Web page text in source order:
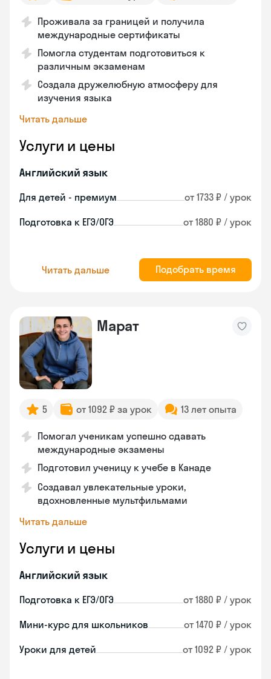
Проживала за границей и получила
международные сертификаты
Помогла студентам подготовиться к
различным экзаменам
Создала дружелюбную атмосферу для
изучения языка
Читать дальше
Услуги и цены
Английский язык
Для детей - премиум от 1733 ₽ / урок
Подготовка к ЕГЭ/ОГЭ от 1880 ₽ / урок
Читать дальше Подобрать время
Марат
5 от 1092 ₽ за урок 13 лет опыта
Помогал ученикам успешно сдавать
международные экзамены
Подготовил ученицу к учебе в Канаде
Создавал увлекательные уроки,
вдохновленные мультфильмами
Читать дальше
Услуги и цены
Английский язык
Подготовка к ЕГЭ/ОГЭ от 1880 ₽ / урок
Мини-курс для школьников от 1470 ₽ / урок
Уроки для детей от 1092 ₽ / урок